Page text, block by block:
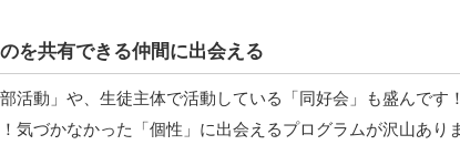
を共有できる仲間に出会える
活動」や、生徒主体で活動している「同好会」も盛んです
気づかなかった「個性」に出会えるプログラムが沢山あり